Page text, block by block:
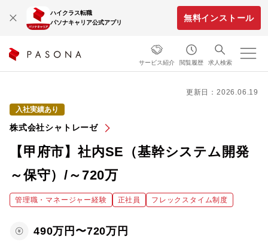
ハイクラス転職
パソナキャリア公式アプリ
無料インストール
サービス紹介 閲覧履歴 求人検索
更新日：2026.06.19
入社実績あり
株式会社シャトレーゼ
【甲府市】社内SE（基幹システム開発
～保守）/～720万
管理職・マネージャー経験 正社員 フレックスタイム制度
490万円〜720万円